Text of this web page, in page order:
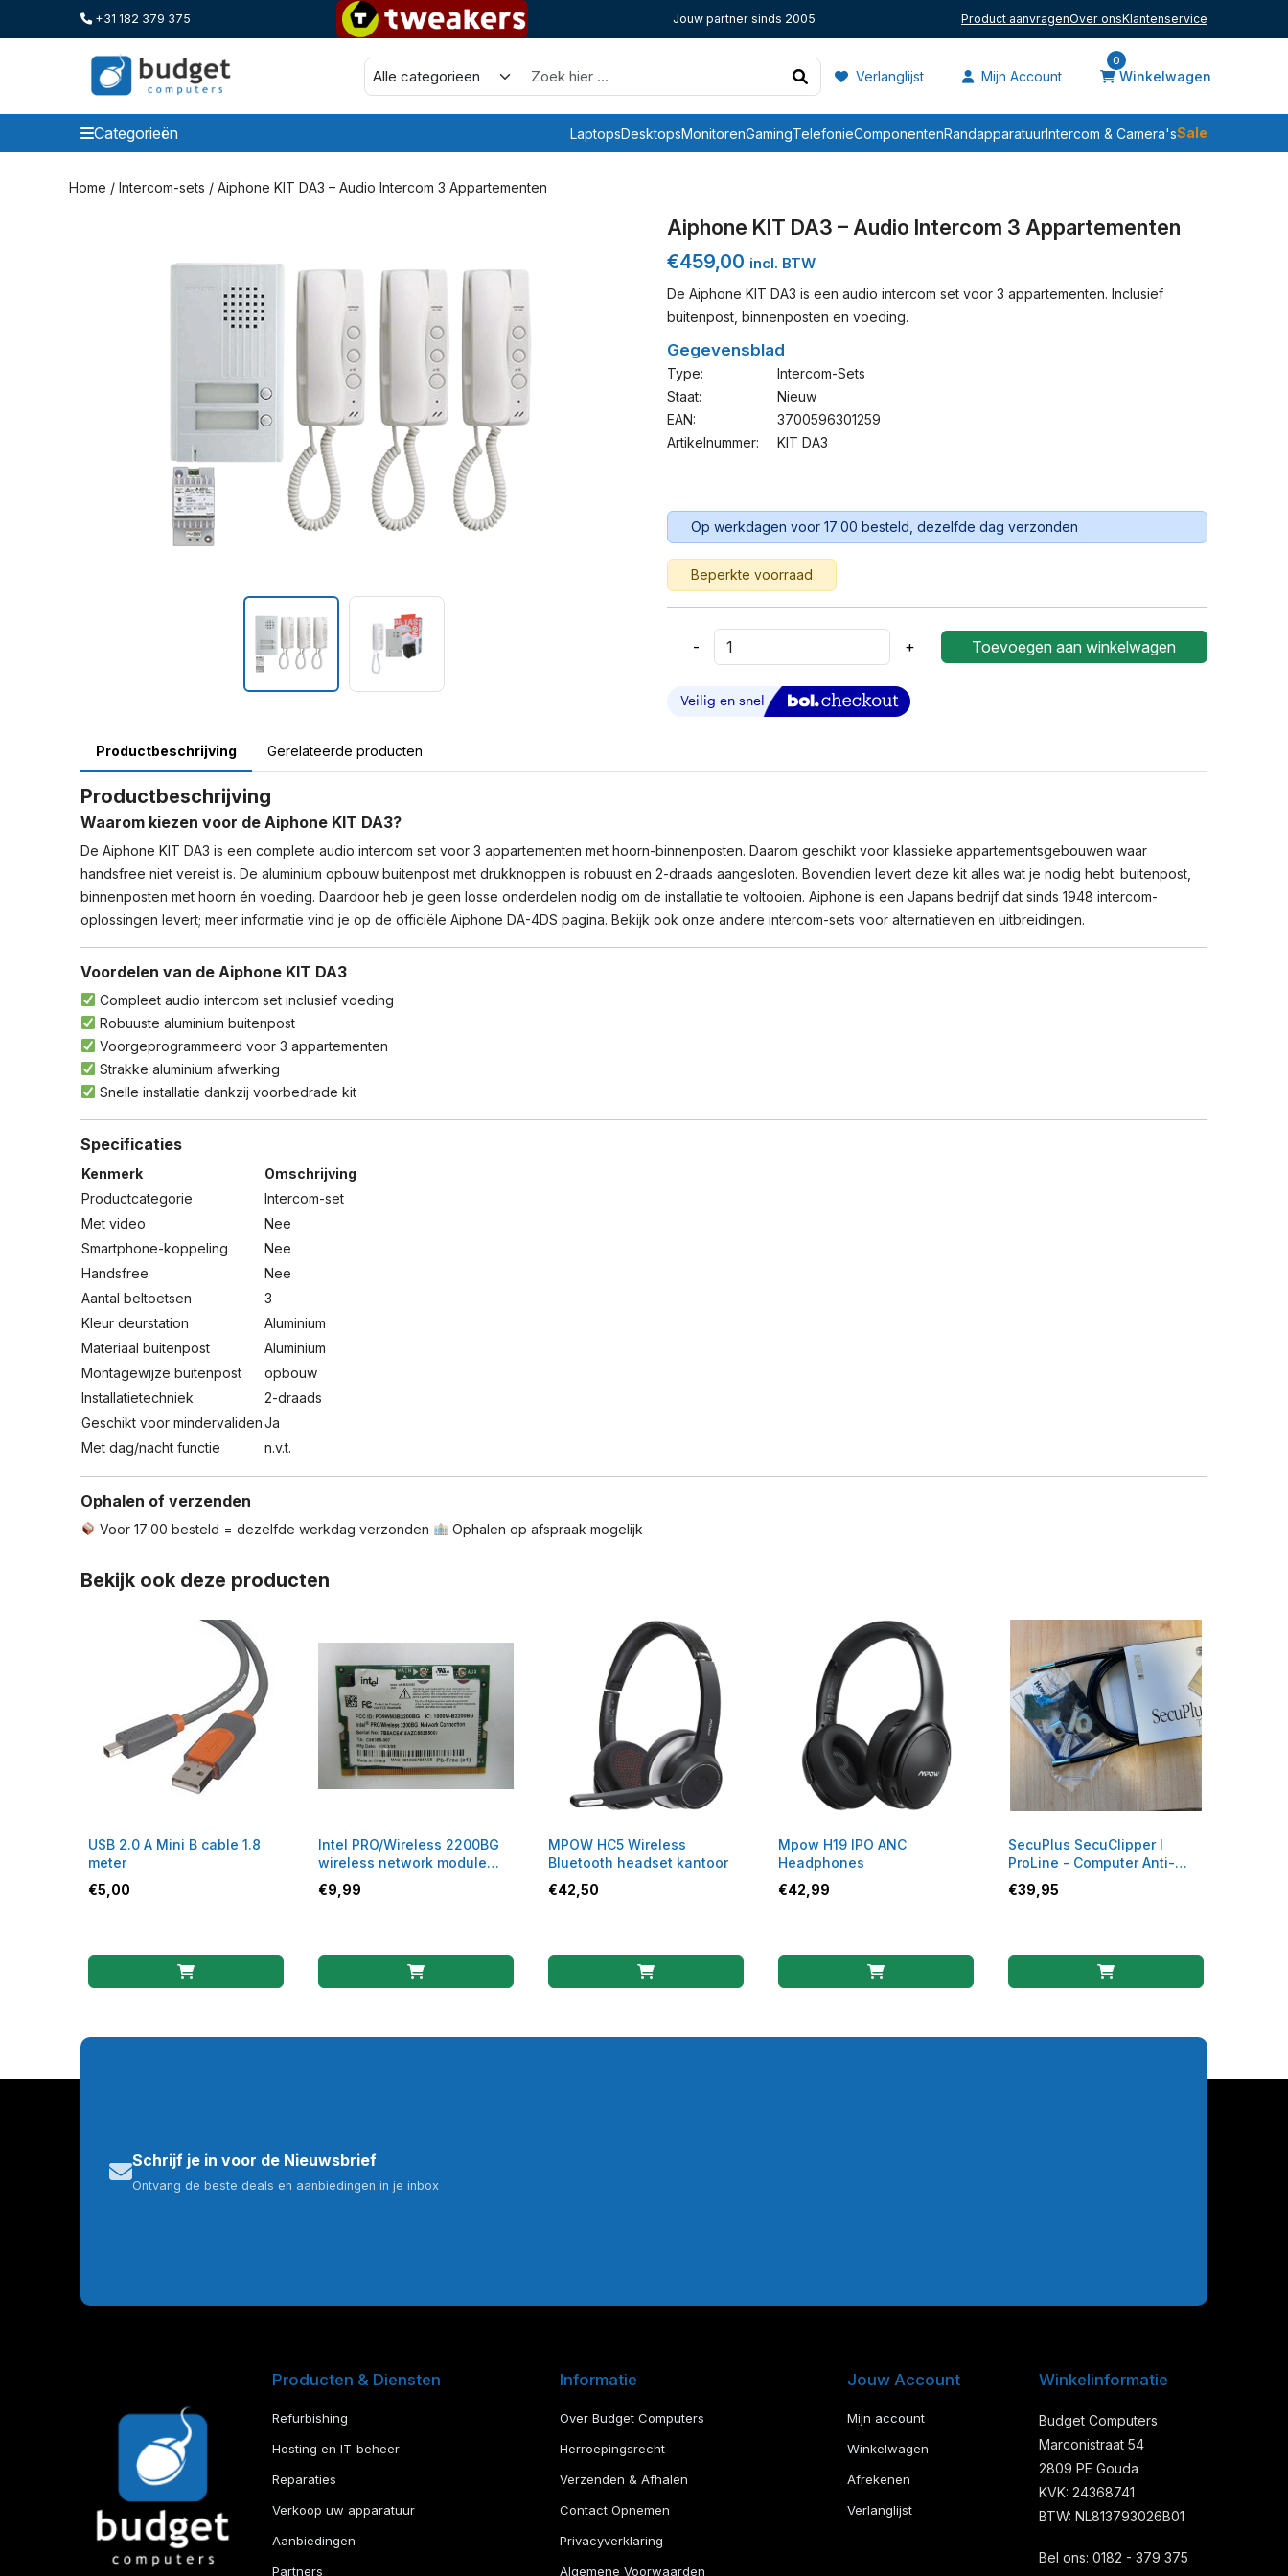
+31 182 379 375 Jouw partner sinds 2005 Product aanvragenOver onsKlantenservice
Verlanglijst Mijn Account
0
Winkelwagen
Categorieën LaptopsDesktopsMonitorenGamingTelefonieComponentenRandapparatuurIntercom & Camera'sSale
Categorieen
Home / Intercom-sets / Aiphone KIT DA3 – Audio Intercom 3 Appartementen
Aiphone KIT DA3 – Audio Intercom 3 Appartementen
€459,00 incl. BTW
De Aiphone KIT DA3 is een audio intercom set voor 3 appartementen. Inclusief
buitenpost, binnenposten en voeding.
Gegevensblad
Type:
Intercom-Sets
Staat:
Nieuw
EAN:
3700596301259
Artikelnummer:
KIT DA3
Op werkdagen voor 17:00 besteld, dezelfde dag verzonden
Beperkte voorraad
-
Aiphone
DA3
3
+ Toevoegen aan winkelwagen
Productbeschrijving Gerelateerde producten
Productbeschrijving
Waarom kiezen voor de Aiphone KIT DA3?
De Aiphone KIT DA3 is een complete audio intercom set voor 3 appartementen met hoorn-binnenposten. Daarom geschikt voor klassieke appartementsgebouwen waar
handsfree niet vereist is. De aluminium opbouw buitenpost met drukknoppen is robuust en 2-draads aangesloten. Bovendien levert deze kit alles wat je nodig hebt: buitenpost,
binnenposten met hoorn én voeding. Daardoor heb je geen losse onderdelen nodig om de installatie te voltooien. Aiphone is een Japans bedrijf dat sinds 1948 intercom-
oplossingen levert; meer informatie vind je op de officiële Aiphone DA-4DS pagina. Bekijk ook onze andere intercom-sets voor alternatieven en uitbreidingen.
Voordelen van de Aiphone KIT DA3
Compleet audio intercom set inclusief voeding
Robuuste aluminium buitenpost
Voorgeprogrammeerd voor 3 appartementen
Strakke aluminium afwerking
Snelle installatie dankzij voorbedrade kit
Specificaties
Kenmerk
Omschrijving
Productcategorie
Intercom-set
Met video
Nee
Smartphone-koppeling
Nee
Handsfree
Nee
Aantal beltoetsen
3
Kleur deurstation
Aluminium
Materiaal buitenpost
Aluminium
Montagewijze buitenpost
opbouw
Installatietechniek
2-draads
Geschikt voor mindervalidenJa
Met dag/nacht functie
n.v.t.
Ophalen of verzenden
Voor 17:00 besteld = dezelfde werkdag verzonden Ophalen op afspraak mogelijk
Bekijk ook deze producten
USB 2.0 A Mini B cable 1.8
meter
€5,00
Intel PRO/Wireless 2200BG
wireless network module
WLAN
€9,99
MPOW HC5 Wireless
Bluetooth headset kantoor
€42,50
Mpow H19 IPO ANC
Headphones
€42,99
SecuPlus SecuClipper I
ProLine - Computer Anti-
diefstal Slot
€39,95
Schrijf je in voor de Nieuwsbrief
Ontvang de beste deals en aanbiedingen in je inbox
Producten & Diensten
Refurbishing
Hosting en IT-beheer
Reparaties
Verkoop uw apparatuur
Aanbiedingen
Partners
Informatie
Over Budget Computers
Herroepingsrecht
Verzenden & Afhalen
Contact Opnemen
Privacyverklaring
Algemene Voorwaarden
Jouw Account
Mijn account
Winkelwagen
Afrekenen
Verlanglijst
Winkelinformatie
Budget Computers
Marconistraat 54
2809 PE Gouda
KVK: 24368741
BTW: NL813793026B01
Bel ons: 0182 - 379 375